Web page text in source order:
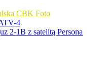
CBK Foto
4
2-1B z satelitą Persona